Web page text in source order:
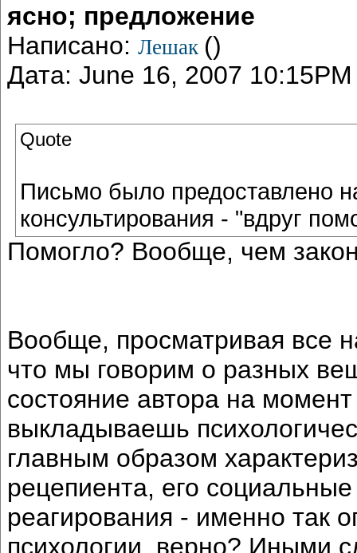
ясно; предложение
Написано: Лешак ()
Дата: June 16, 2007 10:15PM
Quote
Письмо было предоставлено
консультирования - "вдруг
Помогло? Вообще, чем
Вообще, просматривая все
что мы говорим о разных
состояние автора на
выкладываешь
главным образом
рецепиента, его
реагирования - именно так
психологии, верно? Иными